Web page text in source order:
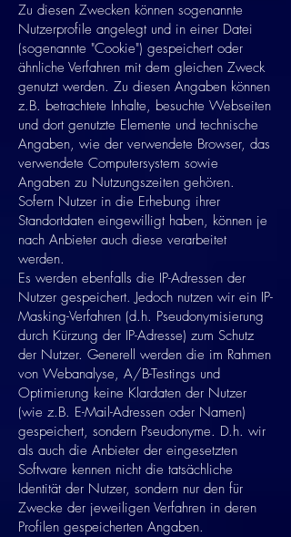
Zu diesen Zwecken können sogenannte
Nutzerprofile angelegt und in einer Datei
(sogenannte "Cookie") gespeichert oder
ähnliche Verfahren mit dem gleichen Zweck
genutzt werden. Zu diesen Angaben können
z.B. betrachtete Inhalte, besuchte Webseiten
und dort genutzte Elemente und technische
Angaben, wie der verwendete Browser, das
verwendete Computersystem sowie
Angaben zu Nutzungszeiten gehören.
Sofern Nutzer in die Erhebung ihrer
Standortdaten eingewilligt haben, können je
nach Anbieter auch diese verarbeitet
werden.
Es werden ebenfalls die IP-Adressen der
Nutzer gespeichert. Jedoch nutzen wir ein IP-
Masking-Verfahren (d.h. Pseudonymisierung
durch Kürzung der IP-Adresse) zum Schutz
der Nutzer. Generell werden die im Rahmen
von Webanalyse, A/B-Testings und
Optimierung keine Klardaten der Nutzer
(wie z.B. E-Mail-Adressen oder Namen)
gespeichert, sondern Pseudonyme. D.h. wir
als auch die Anbieter der eingesetzten
Software kennen nicht die tatsächliche
Identität der Nutzer, sondern nur den für
Zwecke der jeweiligen Verfahren in deren
Profilen gespeicherten Angaben.